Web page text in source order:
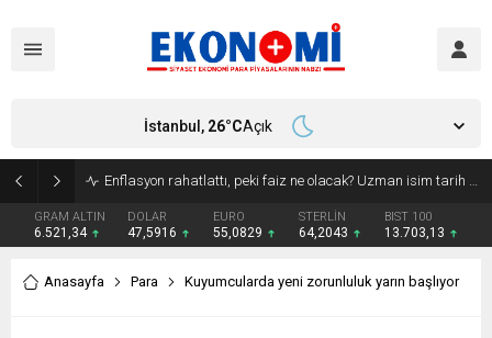
Enflasyon rahatlattı, peki faiz ne olacak? Uzman isim tarih verdi!
GRAM ALTIN
6.521,34
DOLAR
47,5916
EURO
55,0829
STERLİN
64,2043
BIST 100
13.703,13
İstanbul, 26°CAçık
Anasayfa Para Kuyumcularda yeni zorunluluk yarın başlıyor